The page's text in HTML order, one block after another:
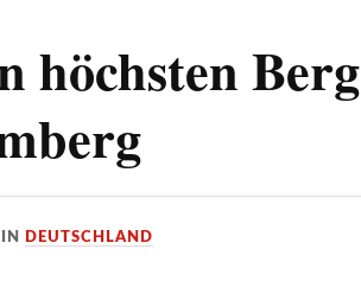
höchsten Berg
IN DEUTSCHLAND